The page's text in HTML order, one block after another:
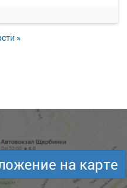
»
на карте